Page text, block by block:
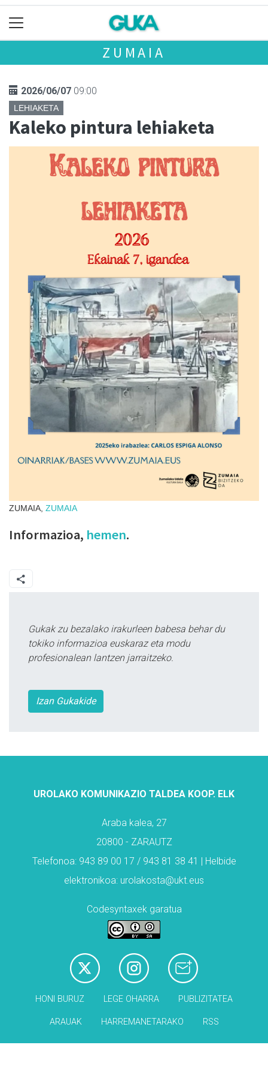
ZUMAIA
2026/06/07 09:00
LEHIAKETA
Kaleko pintura lehiaketa
ZUMAIA, ZUMAIA
Informazioa, hemen.
Gukak zu bezalako irakurleen babesa behar du
tokiko informazioa euskaraz eta modu
profesionalean lantzen jarraitzeko.
Izan Gukakide
UROLAKO KOMUNIKAZIO TALDEA KOOP. ELK
Araba kalea, 27
20800 - ZARAUTZ
Telefonoa: 943 89 00 17 / 943 81 38 41 | Helbide
elektronikoa: urolakosta@ukt.eus
Codesyntaxek garatua
HONI BURUZ LEGE OHARRA PUBLIZITATEA
ARAUAK HARREMANETARAKO RSS